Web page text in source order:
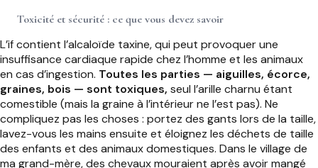
Toxicité et sécurité : ce que vous devez savoir
L’if contient l’alcaloïde taxine, qui peut provoquer une
insuffisance cardiaque rapide chez l’homme et les animaux
en cas d’ingestion. Toutes les parties — aiguilles, écorce,
graines, bois — sont toxiques, seul l’arille charnu étant
comestible (mais la graine à l’intérieur ne l’est pas). Ne
compliquez pas les choses : portez des gants lors de la taille,
lavez-vous les mains ensuite et éloignez les déchets de taille
des enfants et des animaux domestiques. Dans le village de
ma grand-mère, des chevaux mouraient après avoir mangé